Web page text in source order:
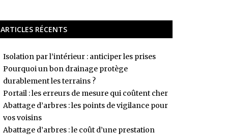
ARTICLES RÉCENTS
Isolation par l’intérieur : anticiper les prises
Pourquoi un bon drainage protège
durablement les terrains ?
Portail : les erreurs de mesure qui coûtent cher
Abattage d’arbres : les points de vigilance pour
vos voisins
Abattage d’arbres : le coût d’une prestation